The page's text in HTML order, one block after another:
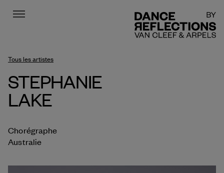
Menu
Tous les artistes
STEPHANIE
LAKE
Chorégraphe
Australie